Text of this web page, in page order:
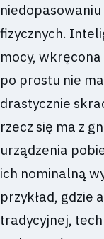
fizycznych.
mocy,
po prostu nie
drastycznie
rzecz się ma z
urządzenia
ich nominalną
przykład, gdzie
tradycyjnej,